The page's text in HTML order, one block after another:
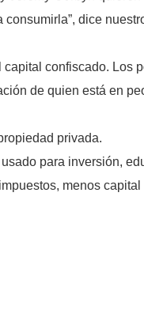
dice
confiscado. Los
de quien está en
privada.
para inversión,
menos